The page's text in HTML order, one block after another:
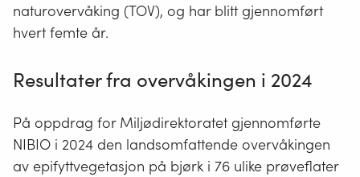
naturovervåking (TOV), og har blitt gjennomført
hvert femte år.
Resultater fra overvåkingen i 2024
På oppdrag for Miljødirektoratet gjennomførte
NIBIO i 2024 den landsomfattende overvåkingen
av epifyttvegetasjon på bjørk i 76 ulike prøveflater